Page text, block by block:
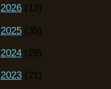
2026 (13)
2025 (35)
2024 (29)
2023 (21)